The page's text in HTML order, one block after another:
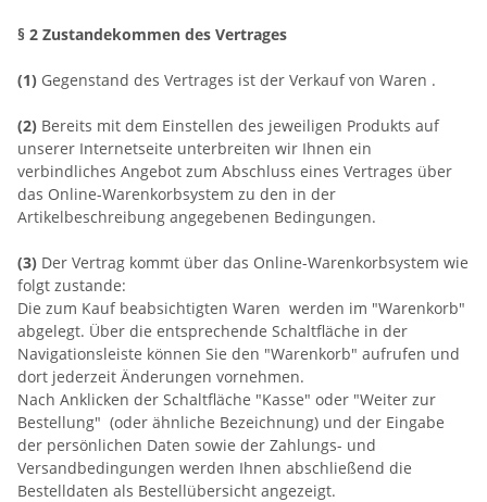
§ 2 Zustandekommen des Vertrages
(1) Gegenstand des Vertrages ist der Verkauf von Waren .
(2) Bereits mit dem Einstellen des jeweiligen Produkts auf
unserer Internetseite unterbreiten wir Ihnen ein
verbindliches Angebot zum Abschluss eines Vertrages über
das Online-Warenkorbsystem zu den in der
Artikelbeschreibung angegebenen Bedingungen.
(3) Der Vertrag kommt über das Online-Warenkorbsystem wie
folgt zustande:
Die zum Kauf beabsichtigten Waren werden im "Warenkorb"
abgelegt. Über die entsprechende Schaltfläche in der
Navigationsleiste können Sie den "Warenkorb" aufrufen und
dort jederzeit Änderungen vornehmen.
Nach Anklicken der Schaltfläche "Kasse" oder "Weiter zur
Bestellung" (oder ähnliche Bezeichnung) und der Eingabe
der persönlichen Daten sowie der Zahlungs- und
Versandbedingungen werden Ihnen abschließend die
Bestelldaten als Bestellübersicht angezeigt.